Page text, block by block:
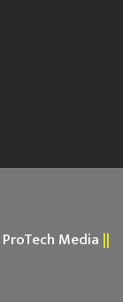
ProTech Media ||